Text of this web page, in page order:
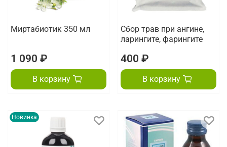
Миртабиотик 350 мл
1 090 ₽
В корзину
Сбор трав при ангине,
ларингите, фарингите
400 ₽
В корзину
Новинка